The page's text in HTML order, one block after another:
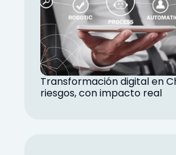
Transformación digital en
riesgos, con impacto real